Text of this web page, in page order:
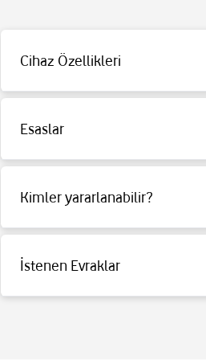
Cihaz Özellikleri
Depolama: 128GB
Batarya: 20 saate kadar video oynatma
Kamera: 13MP arka kamera ve ultra geniş
İşlemci: Exynos 1580
Esaslar
Detaylı bilgi içintıklayınız.
Kimler yararlanabilir?
Detaylı bilgi içintıklayınız.
İstenen Evraklar
Detaylı bilgi içintıklayınız.